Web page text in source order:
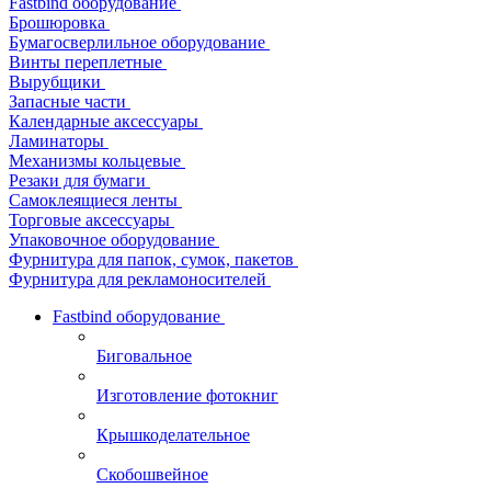
Брошюровка
Бумагосверлильное оборудование
Винты переплетные
Вырубщики
Запасные части
Календарные аксессуары
Ламинаторы
Механизмы кольцевые
Резаки для бумаги
Самоклеящиеся ленты
Торговые аксессуары
Упаковочное оборудование
Фурнитура для папок, сумок, пакетов
Фурнитура для рекламоносителей
Fastbind оборудование
Биговальное
Изготовление фотокниг
Крышкоделательное
Скобошвейное